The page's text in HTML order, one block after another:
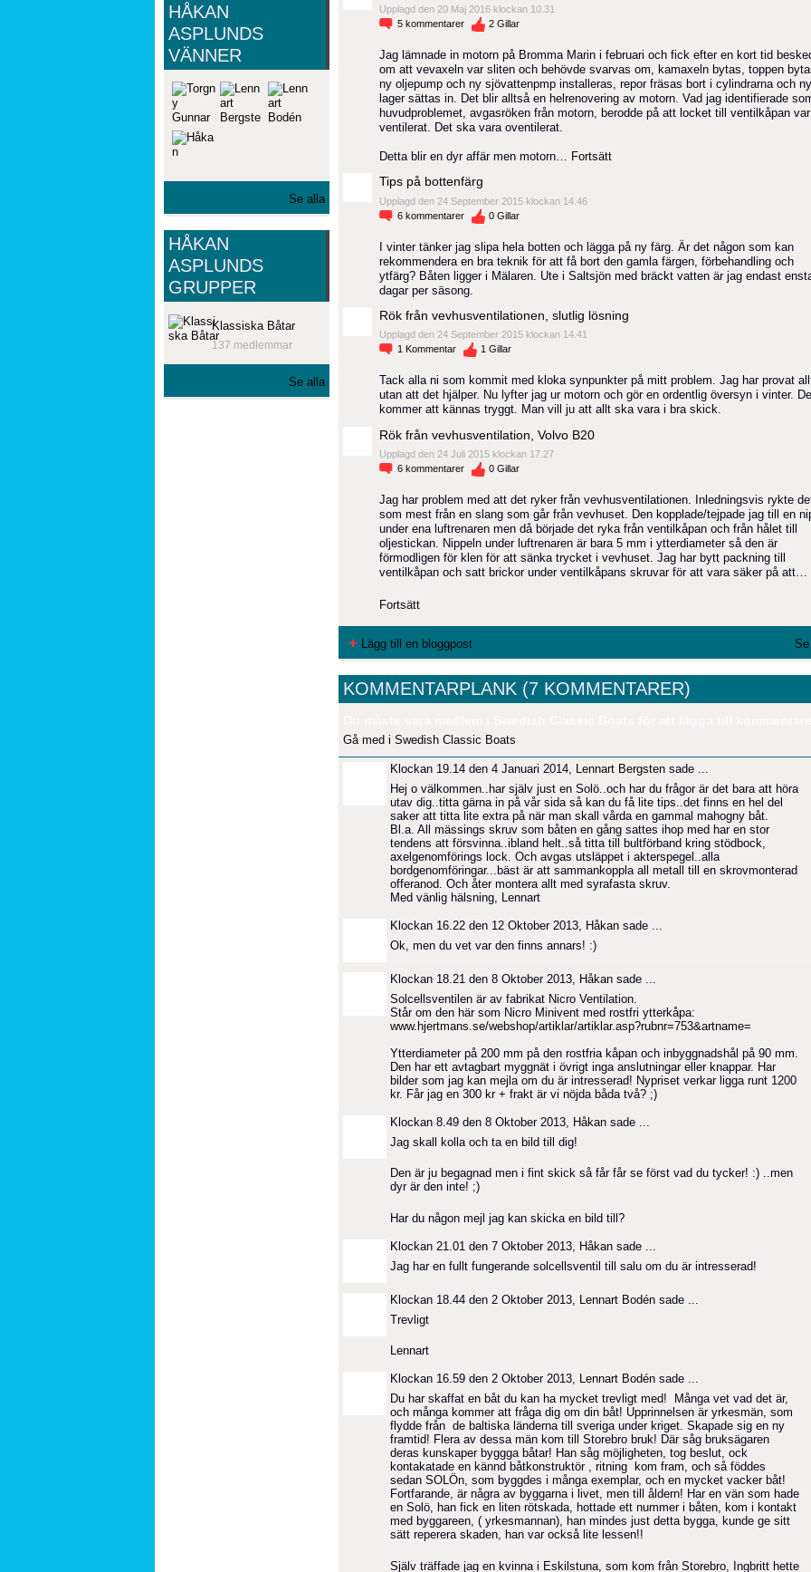
HÅKAN
ASPLUNDS
VÄNNER
Se alla
HÅKAN
ASPLUNDS
GRUPPER
Klassiska Båtar
137 medlemmar
Se alla
Upplagd den 20 Maj 2016 klockan 10.31
5 kommentarer 2 Gillar
Jag lämnade in motorn på Bromma Marin i februari och fick efter en kort tid
om att vevaxeln var sliten och behövde svarvas om, kamaxeln bytas, toppen
ny oljepump och ny sjövattenpmp installeras, repor fräsas bort i cylindrarna och
lager sättas in. Det blir alltså en helrenovering av motorn. Vad jag identifierade
huvudproblemet, avgasröken från motorn, berodde på att locket till ventilkåpan var
ventilerat. Det ska vara oventilerat.
Detta blir en dyr affär men motorn… Fortsätt
Tips på bottenfärg
Upplagd den 24 September 2015 klockan 14.46
6 kommentarer 0 Gillar
I vinter tänker jag slipa hela botten och lägga på ny färg. Är det någon som kan
rekommendera en bra teknik för att få bort den gamla färgen, förbehandling och
ytfärg? Båten ligger i Mälaren. Ute i Saltsjön med bräckt vatten är jag endast
dagar per säsong.
Rök från vevhusventilationen, slutlig lösning
Upplagd den 24 September 2015 klockan 14.41
1 Kommentar 1 Gillar
Tack alla ni som kommit med kloka synpunkter på mitt problem. Jag har provat
utan att det hjälper. Nu lyfter jag ur motorn och gör en ordentlig översyn i vinter.
kommer att kännas tryggt. Man vill ju att allt ska vara i bra skick.
Rök från vevhusventilation, Volvo B20
Upplagd den 24 Juli 2015 klockan 17.27
6 kommentarer 0 Gillar
Jag har problem med att det ryker från vevhusventilationen. Inledningsvis rykte
som mest från en slang som går från vevhuset. Den kopplade/tejpade jag till en
under ena luftrenaren men då började det ryka från ventilkåpan och från hålet till
oljestickan. Nippeln under luftrenaren är bara 5 mm i ytterdiameter så den är
förmodligen för klen för att sänka trycket i vevhuset. Jag har bytt packning till
ventilkåpan och satt brickor under ventilkåpans skruvar för att vara säker på att…
Fortsätt
Lägg till en bloggpost
KOMMENTARPLANK (7 KOMMENTARER)
Gå med i Swedish Classic Boats
Klockan 19.14 den 4 Januari 2014, Lennart Bergsten sade ...
Hej o välkommen..har själv just en Solö..och har du frågor är det bara att höra
utav dig..titta gärna in på vår sida så kan du få lite tips..det finns en hel del
saker att titta lite extra på när man skall vårda en gammal mahogny båt.
Bl.a. All mässings skruv som båten en gång sattes ihop med har en stor
tendens att försvinna..ibland helt..så titta till bultförband kring stödbock,
axelgenomförings lock. Och avgas utsläppet i akterspegel..alla
bordgenomföringar...bäst är att sammankoppla all metall till en skrovmonterad
offeranod. Och åter montera allt med syrafasta skruv.
Med vänlig hälsning, Lennart
Klockan 16.22 den 12 Oktober 2013, Håkan sade ...
Ok, men du vet var den finns annars! :)
Klockan 18.21 den 8 Oktober 2013, Håkan sade ...
Solcellsventilen är av fabrikat Nicro Ventilation.
Står om den här som Nicro Minivent med rostfri ytterkåpa:
www.hjertmans.se/webshop/artiklar/artiklar.asp?rubnr=753&artname=
Ytterdiameter på 200 mm på den rostfria kåpan och inbyggnadshål på 90 mm.
Den har ett avtagbart myggnät i övrigt inga anslutningar eller knappar. Har
bilder som jag kan mejla om du är intresserad! Nypriset verkar ligga runt 1200
kr. Får jag en 300 kr + frakt är vi nöjda båda två? ;)
Klockan 8.49 den 8 Oktober 2013, Håkan sade ...
Jag skall kolla och ta en bild till dig!
Den är ju begagnad men i fint skick så får får se först vad du tycker! :) ..men
dyr är den inte! ;)
Har du någon mejl jag kan skicka en bild till?
Klockan 21.01 den 7 Oktober 2013, Håkan sade ...
Jag har en fullt fungerande solcellsventil till salu om du är intresserad!
Klockan 18.44 den 2 Oktober 2013, Lennart Bodén sade ...
Trevligt
Lennart
Klockan 16.59 den 2 Oktober 2013, Lennart Bodén sade ...
Du har skaffat en båt du kan ha mycket trevligt med! Många vet vad det är,
och många kommer att fråga dig om din båt! Upprinnelsen är yrkesmän, som
flydde från de baltiska länderna till sveriga under kriget. Skapade sig en ny
framtid! Flera av dessa män kom till Storebro bruk! Där såg bruksägaren
deras kunskaper byggga båtar! Han såg möjligheten, tog beslut, ock
kontakatade en kännd båtkonstruktör , ritning kom fram, och så föddes
sedan SOLÖn, som byggdes i många exemplar, och en mycket vacker båt!
Fortfarande, är några av byggarna i livet, men till åldern! Har en vän som hade
en Solö, han fick en liten rötskada, hottade ett nummer i båten, kom i kontakt
med byggareen, ( yrkesmannan), han mindes just detta bygga, kunde ge sitt
sätt reperera skaden, han var också lite lessen!!
Själv träffade jag en kvinna i Eskilstuna, som kom från Storebro, Ingbritt hette